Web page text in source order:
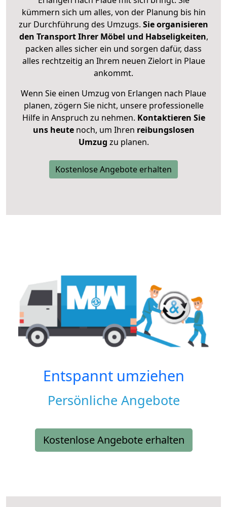
kümmern sich um alles, von der Planung bis hin
zur Durchführung des Umzugs. Sie organisieren
den Transport Ihrer Möbel und Habseligkeiten,
packen alles sicher ein und sorgen dafür, dass
alles rechtzeitig an Ihrem neuen Zielort in Plaue
ankommt.
Wenn Sie einen Umzug von Erlangen nach Plaue
planen, zögern Sie nicht, unsere professionelle
Hilfe in Anspruch zu nehmen. Kontaktieren Sie
uns heutenoch, um Ihren reibungslosen
Umzug zu planen.
Kostenlose Angebote erhalten
Entspannt umziehen
Persönliche Angebote
Kostenlose Angebote erhalten